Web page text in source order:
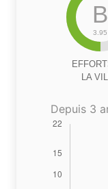
B
3.95
LA
Depuis 3